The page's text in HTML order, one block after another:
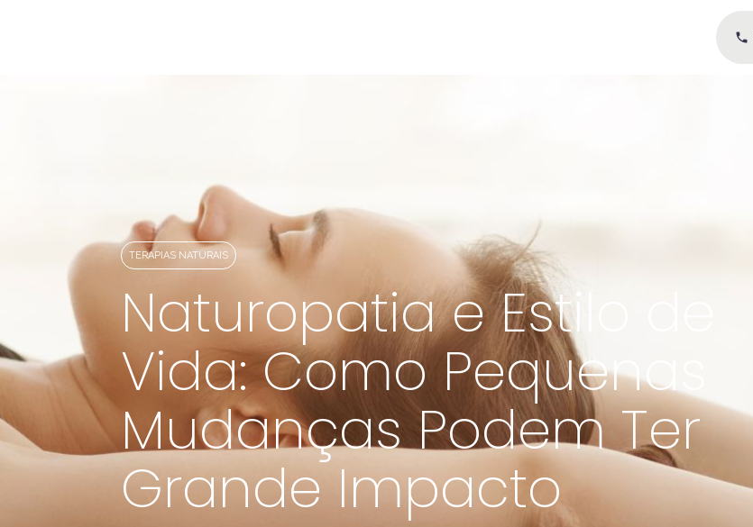
TERAPIAS NATURAIS
Naturopatia e Estilo de
Vida: Como Pequenas
Mudanças Podem Ter
Grande Impacto